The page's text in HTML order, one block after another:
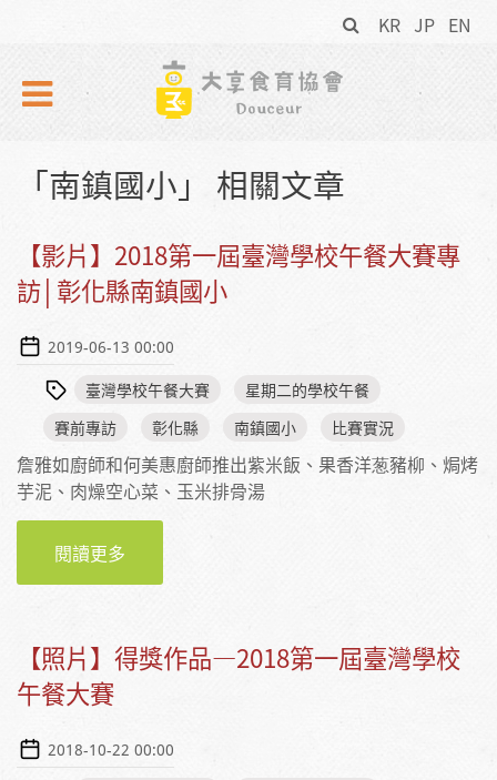
KR JP EN
搜
尋
表
「南鎮國小」 相關文章
【影片】2018第一屆臺灣學校午餐大賽專
訪│彰化縣南鎮國小
2019-06-13 00:00
臺灣學校午餐大賽
星期二的學校午餐
賽前專訪
彰化縣 南鎮國小 比賽實況
詹雅如廚師和何美惠廚師推出紫米飯、果香洋葱豬柳、焗烤
芋泥、肉燥空心菜、玉米排骨湯
閱讀更多
化縣南鎮國小
【照片】得獎作品—2018第一屆臺灣學校
午餐大賽
2018-10-22 00:00